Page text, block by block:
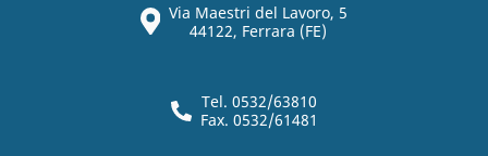
Via Maestri del Lavoro, 5
44122, Ferrara (FE)
Tel. 0532/63810
Fax. 0532/61481